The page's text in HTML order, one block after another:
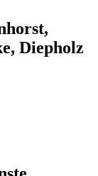
Diepholz